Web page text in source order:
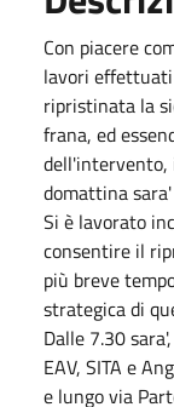
Con piacere
lavori
ripristinata la
frana, ed
dell'intervento,
domattina
Si è lavorato
consentire il
più breve
strategica di
Dalle 7.30
EAV, SITA e
e lungo via